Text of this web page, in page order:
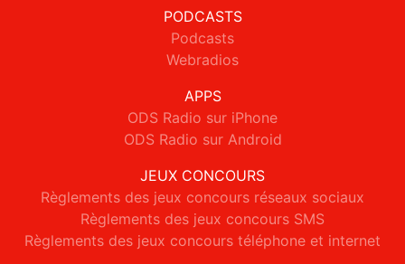
PODCASTS
Podcasts
Webradios
APPS
ODS Radio sur iPhone
ODS Radio sur Android
JEUX CONCOURS
Règlements des jeux concours réseaux sociaux
Règlements des jeux concours SMS
Règlements des jeux concours téléphone et internet